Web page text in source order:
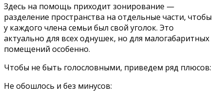
Здесь на помощь приходит зонирование —
разделение пространства на отдельные части, чтобы
у каждого члена семьи был свой уголок. Это
актуально для всех однушек, но для малогабаритных
помещений особенно.
Чтобы не быть голословными, приведем ряд плюсов:
Не обошлось и без минусов: